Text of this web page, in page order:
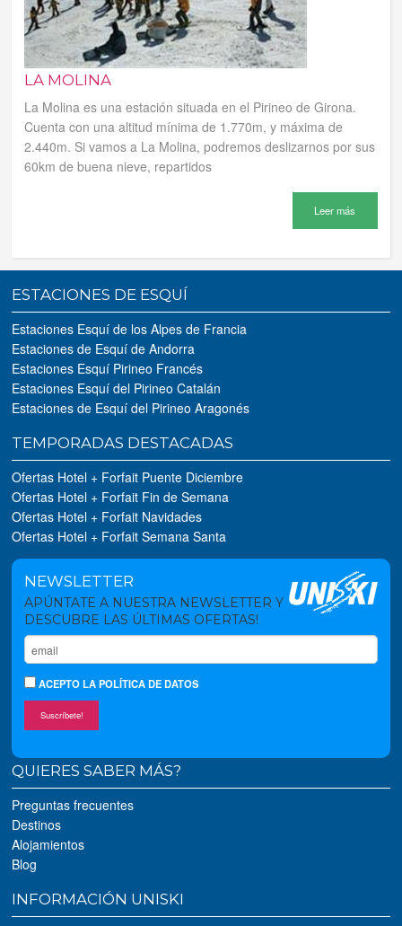
LA MOLINA
La Molina es una estación situada en el Pirineo de Girona.
Cuenta con una altitud mínima de 1.770m, y máxima de
2.440m. Si vamos a La Molina, podremos deslizarnos por sus
60km de buena nieve, repartidos
Leer más
ESTACIONES DE ESQUÍ
Estaciones Esquí de los Alpes de Francia
Estaciones de Esquí de Andorra
Estaciones Esquí Pirineo Francés
Estaciones Esquí del Pirineo Catalán
Estaciones de Esquí del Pirineo Aragonés
TEMPORADAS DESTACADAS
Ofertas Hotel + Forfait Puente Diciembre
Ofertas Hotel + Forfait Fin de Semana
Ofertas Hotel + Forfait Navidades
Ofertas Hotel + Forfait Semana Santa
NEWSLETTER
APÚNTATE A NUESTRA NEWSLETTER Y
DESCUBRE LAS ÚLTIMAS OFERTAS!
ACEPTOLA POLÍTICA DE DATOS
Suscríbete!
QUIERES SABER MÁS?
Preguntas frecuentes
Destinos
Alojamientos
Blog
INFORMACIÓN UNISKI